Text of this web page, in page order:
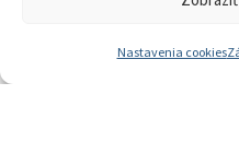
Nastavenia cookies